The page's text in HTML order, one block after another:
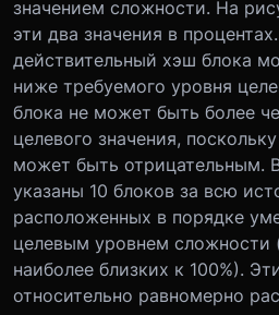
значением сложности. На
эти два значения в
действительный хэш блока
ниже требуемого уровня
блока не может быть более
целевого значения,
может быть отрицательным.
указаны 10 блоков за всю
расположенных в порядке
целевым уровнем сложности
наиболее близких к 100%).
относительно равномерно